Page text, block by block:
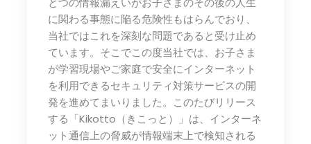
に関わる事態に陥る危険性もはらんでおり、
当社ではこれを深刻な問題であると受け止め
ています。そこでこの度当社では、お子さま
が学習現場やご家庭で安全にインターネット
を利用できるセキュリティ対策サービスの開
発を進めてまいりました。このたびリリース
する「Kikotto（きこっと）」は、インターネ
ット通信上の脅威が情報端末上で検知される